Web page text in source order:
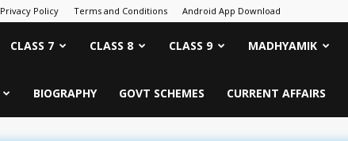
Privacy Policy Terms and Conditions Android App Download
CLASS 7 CLASS 8 CLASS 9 MADHYAMIK
BIOGRAPHY GOVT SCHEMES CURRENT AFFAIRS